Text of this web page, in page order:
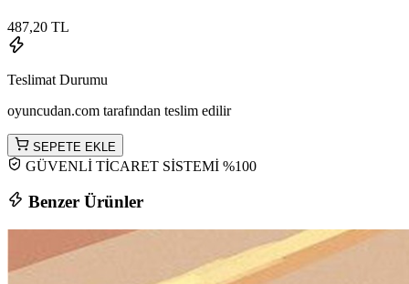
487,20 TL
Teslimat Durumu
oyuncudan.com tarafından teslim edilir
SEPETE EKLE
GÜVENLİ TİCARET SİSTEMİ %100
Benzer Ürünler